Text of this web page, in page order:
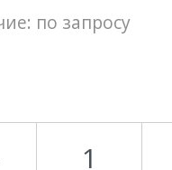
по запросу